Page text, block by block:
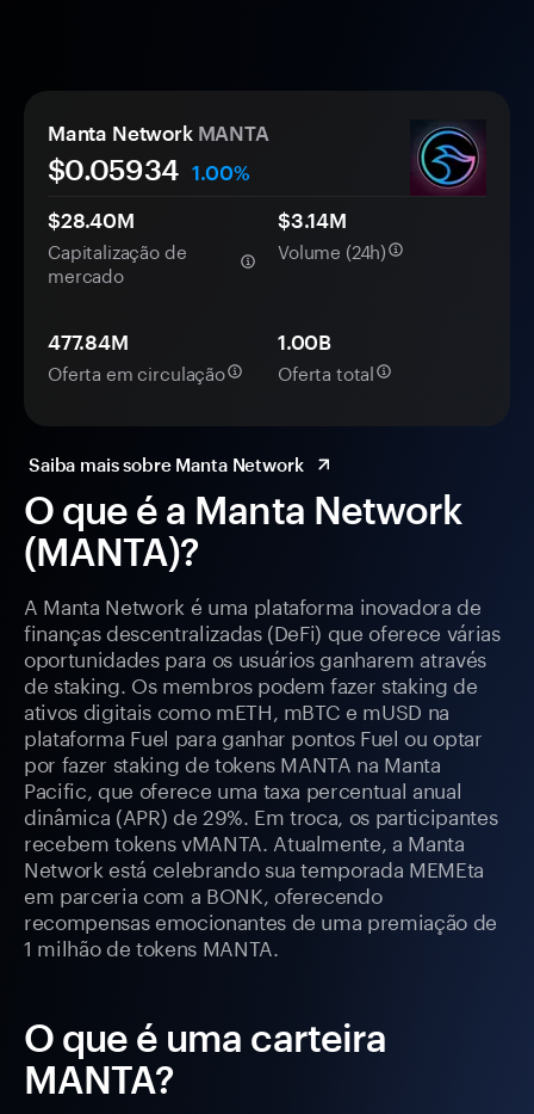
O que é a Manta Network
(MANTA)?
A Manta Network é uma plataforma inovadora de
finanças descentralizadas (DeFi) que oferece várias
oportunidades para os usuários ganharem através
de staking. Os membros podem fazer staking de
ativos digitais como mETH, mBTC e mUSD na
plataforma Fuel para ganhar pontos Fuel ou optar
por fazer staking de tokens MANTA na Manta
Pacific, que oferece uma taxa percentual anual
dinâmica (APR) de 29%. Em troca, os participantes
recebem tokens vMANTA. Atualmente, a Manta
Network está celebrando sua temporada MEMEta
em parceria com a BONK, oferecendo
recompensas emocionantes de uma premiação de
1 milhão de tokens MANTA.
O que é uma carteira
MANTA?
Manta Network MANTA
$0.05934 1.00%
$28.40M
Capitalização de
mercado
$3.14M
Volume (24h)
477.84M
Oferta em circulação
1.00B
Oferta total
Saiba mais sobre Manta Network